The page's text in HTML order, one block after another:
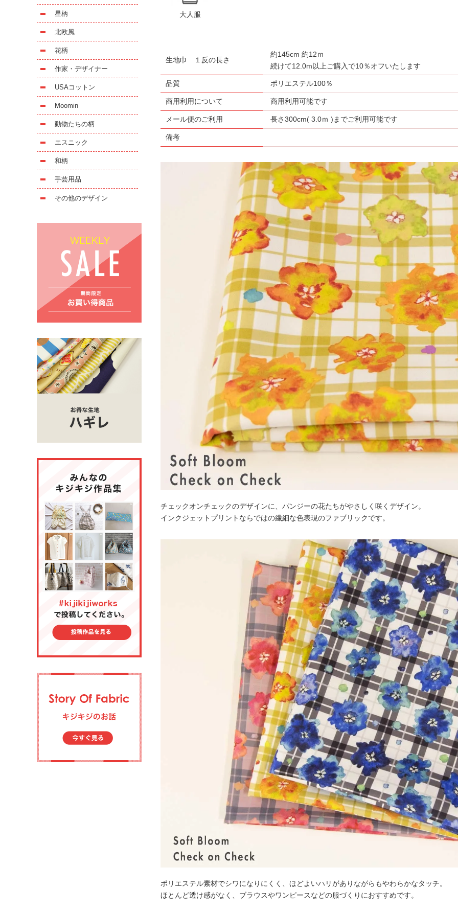
大人服
生地巾 １反の長さ
約145cm 約12ｍ
続けて12.0m以上ご購入で10％オフいたします
品質 ポリエステル100％
商用利用について 商用利用可能です
メール便のご利用 長さ300cm( 3.0ｍ )までご利用可能です
備考
チェックオンチェックのデザインに、パンジーの花たちがやさしく咲くデザイン。
インクジェットプリントならではの繊細な色表現のファブリックです。
ポリエステル素材でシワになりにくく、ほどよいハリがありながらもやわらかなタッチ。
ほとんど透け感がなく、ブラウスやワンピースなどの服づくりにおすすめです。
星柄
北欧風
花柄
作家・デザイナー
USAコットン
Moomin
動物たちの柄
エスニック
和柄
手芸用品
その他のデザイン